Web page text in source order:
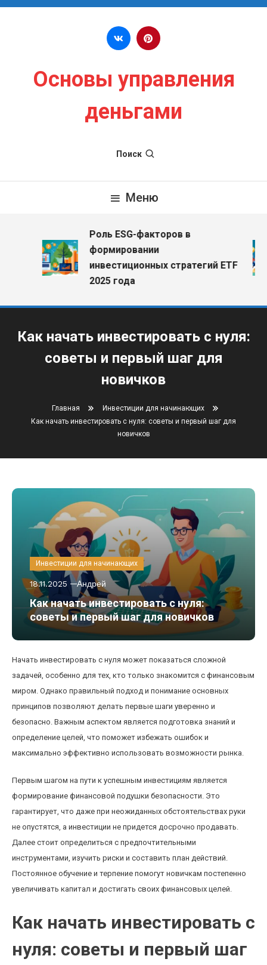
Перейти к содержимому
Основы управления
деньгами
Поиск
Меню
Роль ESG-факторов в
формировании
инвестиционных стратегий ETF
2025 года
Как начать инвестировать с нуля:
советы и первый шаг для
новичков
Главная
Инвестиции для начинающих
Как начать инвестировать с нуля: советы и первый шаг для
новичков
Инвестиции для начинающих
18.11.2025 Андрей
Как начать инвестировать с нуля:
советы и первый шаг для новичков
Начать инвестировать с нуля может показаться сложной
задачей, особенно для тех, кто только знакомится с финансовым
миром. Однако правильный подход и понимание основных
принципов позволяют делать первые шаги уверенно и
безопасно. Важным аспектом является подготовка знаний и
определение целей, что поможет избежать ошибок и
максимально эффективно использовать возможности рынка.
Первым шагом на пути к успешным инвестициям является
формирование финансовой подушки безопасности. Это
гарантирует, что даже при неожиданных обстоятельствах руки
не опустятся, а инвестиции не придется досрочно продавать.
Далее стоит определиться с предпочтительными
инструментами, изучить риски и составить план действий.
Постоянное обучение и терпение помогут новичкам постепенно
увеличивать капитал и достигать своих финансовых целей.
Как начать инвестировать с
нуля: советы и первый шаг